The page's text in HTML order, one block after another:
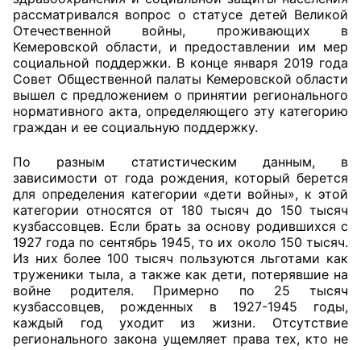
Главная
Общественные советы
Общественные советы при территориальных
органах федеральных органов
исполнительной власти
Общественные советы по проведению
независимой оценки качества условий
оказания услуг
О Палате
рассматривался вопрос о статусе детей Великой
Отечественной войны, проживающих в
Кемеровской области, и предоставлении им мер
социальной поддержки. В конце января 2019 года
Совет Общественной палаты Кемеровской области
вышел с предложением о принятии регионального
нормативного акта, определяющего эту категорию
граждан и ее социальную поддержку.
По разным статистическим данным, в
зависимости от года рождения, который берется
для определения категории «дети войны», к этой
категории относятся от 180 тысяч до 150 тысяч
кузбассовцев. Если брать за основу родившихся с
1927 года по сентябрь 1945, то их около 150 тысяч.
Из них более 100 тысяч пользуются льготами как
труженики тыла, а также как дети, потерявшие на
войне родителя. Примерно по 25 тысяч
кузбассовцев, рожденных в 1927-1945 годы,
каждый год уходит из жизни. Отсутствие
регионального закона ущемляет права тех, кто не